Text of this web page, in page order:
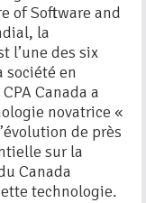
of Software and
la
l’une des six
société en
CPA Canada a
novatrice «
de près
sur la
Canada
technologie.